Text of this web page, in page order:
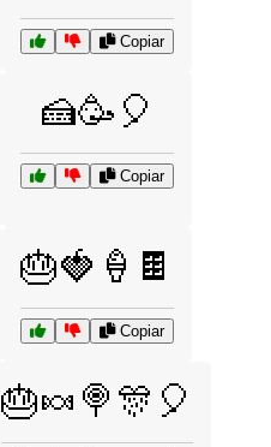
Copiar
🍰🥳🎈
Copiar
🎂🍓🍦🍫
Copiar
🎂🍬🍭🎊🎈